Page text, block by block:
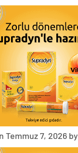
Temmuz 7, 2026 by